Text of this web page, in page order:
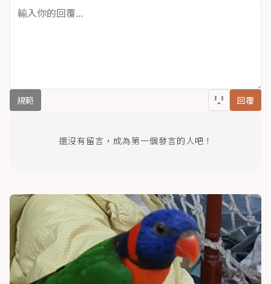
規範 回覆
還沒有留言，成為第一個發言的人吧！